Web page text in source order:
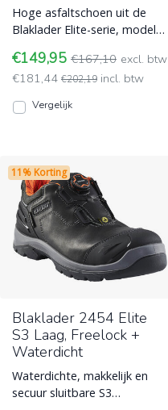
Hoge asfaltschoen uit de
Blaklader Elite-serie, model
zool van nitril rubb Blaklader
€149,95 €167,10 excl. btw
€181,44 €202,19 incl. btw
Vergelijk
11% Korting
Blaklader 2454 Elite
S3 Laag, Freelock +
Waterdicht
Waterdichte, makkelijk en
secuur sluitbare S3